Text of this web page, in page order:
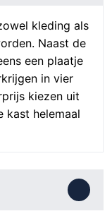
kleding als
Naast de
een plaatje
in vier
kiezen uit
kast helemaal